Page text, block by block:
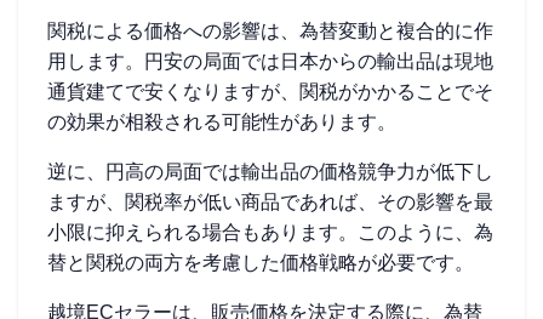
関税による価格への影響は、為替変動と複合的に作
用します。円安の局面では日本からの輸出品は現地
通貨建てで安くなりますが、関税がかかることでそ
の効果が相殺される可能性があります。
逆に、円高の局面では輸出品の価格競争力が低下し
ますが、関税率が低い商品であれば、その影響を最
小限に抑えられる場合もあります。このように、為
替と関税の両方を考慮した価格戦略が必要です。
越境ECセラーは、販売価格を決定する際に、為替